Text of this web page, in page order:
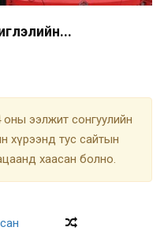
ээлжит сонгуулийн
хүрээнд тус сайтын
хаасан болно.